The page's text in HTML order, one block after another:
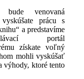
bude venovaná
prácu s
a predstavíme
portál
získate voľný
mohli vyskúšať
výhody, ktoré tento